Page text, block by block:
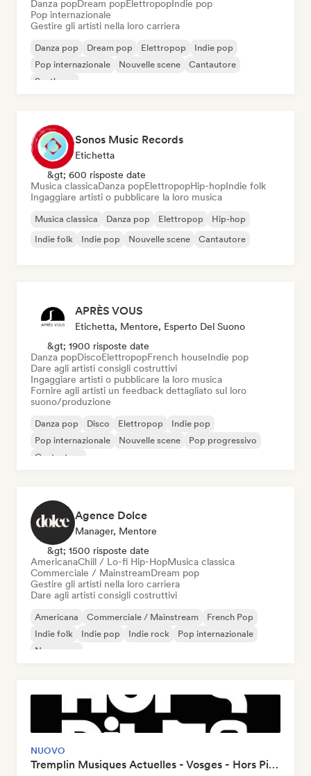
Danza popDream popElettropopIndie pop
Pop internazionale
Gestire gli artisti nella loro carriera
Danza pop Dream pop Elettropop
Indie pop
Pop internazionale
Nouvelle scene
Cantautore
Synthpop
Sonos Music Records
Etichetta
&gt; 600 risposte date
Musica classicaDanza popElettropopHip-hopIndie folk
Ingaggiare artisti o pubblicare la loro musica
Musica classica Danza pop Elettropop
Hip-hop
Indie folk
Indie pop Nouvelle scene Cantautore
APRÈS VOUS
Etichetta, Mentore, Esperto Del Suono
&gt; 1900 risposte date
Danza popDiscoElettropopFrench houseIndie pop
Dare agli artisti consigli costruttivi
Ingaggiare artisti o pubblicare la loro musica
Fornire agli artisti un feedback dettagliato sul loro
suono/produzione
Danza pop Disco Elettropop
Indie pop
Pop internazionale
Nouvelle scene
Pop progressivo
Cantautore
Agence Dolce
Manager, Mentore
&gt; 1500 risposte date
AmericanaChill / Lo-fi Hip-HopMusica classica
Commerciale / MainstreamDream pop
Gestire gli artisti nella loro carriera
Dare agli artisti consigli costruttivi
Americana Commerciale / Mainstream
French Pop
Indie folk
Indie pop Indie rock
Pop internazionale
New wave
NUOVO
Tremplin Musiques Actuelles - Vosges - Hors Piste x Groover